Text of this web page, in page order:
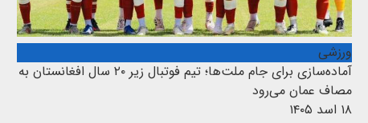
ورزشی
آماده‌سازی برای جام ملت‌ها؛ تیم فوتبال زیر ۲۰ سال افغانستان به
مصاف عمان می‌رود
۱۸ اسد ۱۴۰۵